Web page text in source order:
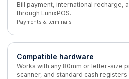
Bill payment, international recharge,
through LunixPOS.
Payments & terminals
Compatible hardware
Works with any 80mm or letter-size
scanner, and standard cash